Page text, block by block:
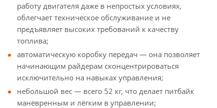
работу двигателя даже в непростых условиях,
облегчает техническое обслуживание и не
предъявляет высоких требований к качеству
топлива;
автоматическую коробку передач — она позволяет
начинающим райдерам сконцентрироваться
исключительно на навыках управления;
небольшой вес — всего 52 кг, что делает питбайк
манёвренным и лёгким в управлении;